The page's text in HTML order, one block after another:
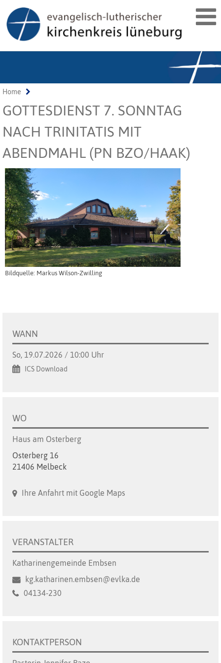
Home
GOTTESDIENST 7. SONNTAG
NACH TRINITATIS MIT
ABENDMAHL (PN BZO/HAAK)
Bildquelle: Markus Wilson-Zwilling
WANN
So, 19.07.2026 / 10:00 Uhr
ICS Download
WO
Haus am Osterberg
Osterberg 16
21406 Melbeck
Ihre Anfahrt mit Google Maps
VERANSTALTER
Katharinengemeinde Embsen
kg.katharinen.embsen@evlka.de
04134-230
KONTAKTPERSON